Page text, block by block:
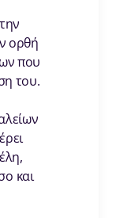
ορθή
που
του.
και